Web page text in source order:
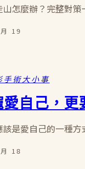
山怎麼辦？完整對
19
手術大小事
愛自己，更
該是愛自己的一種
18